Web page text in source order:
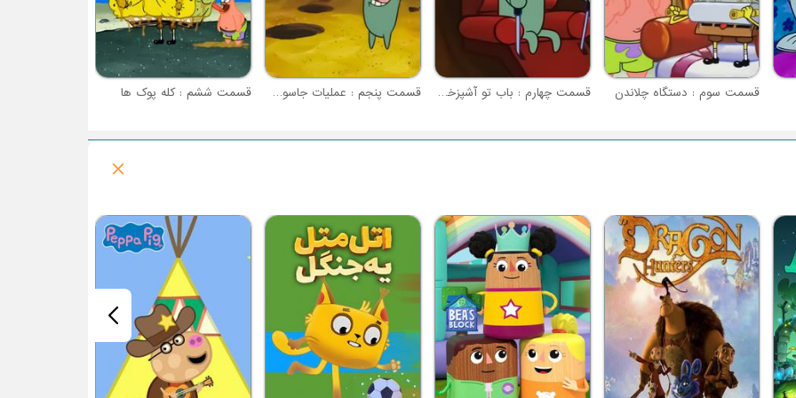
قسمت سوم : دستگاه چلاندن قسمت چهارم : باب تو آشپزخونه قسمت پنجم : عملیات جاسوسی قسمت ششم : کله پوک ها